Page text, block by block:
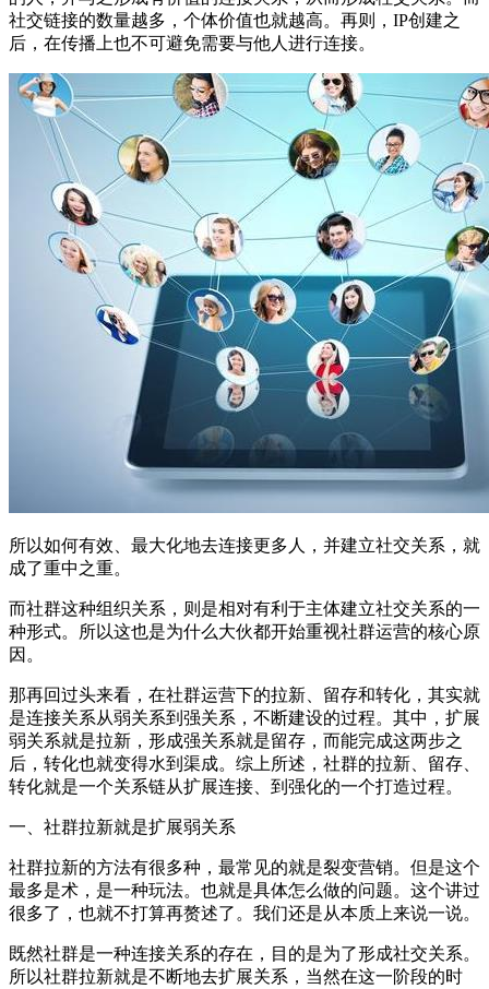
社交链接的数量越多，个体价值也就越高。再则，IP创建之
后，在传播上也不可避免需要与他人进行连接。
所以如何有效、最大化地去连接更多人，并建立社交关系，就
成了重中之重。
而社群这种组织关系，则是相对有利于主体建立社交关系的一
种形式。所以这也是为什么大伙都开始重视社群运营的核心原
因。
那再回过头来看，在社群运营下的拉新、留存和转化，其实就
是连接关系从弱关系到强关系，不断建设的过程。其中，扩展
弱关系就是拉新，形成强关系就是留存，而能完成这两步之
后，转化也就变得水到渠成。综上所述，社群的拉新、留存、
转化就是一个关系链从扩展连接、到强化的一个打造过程。
一、社群拉新就是扩展弱关系
社群拉新的方法有很多种，最常见的就是裂变营销。但是这个
最多是术，是一种玩法。也就是具体怎么做的问题。这个讲过
很多了，也就不打算再赘述了。我们还是从本质上来说一说。
既然社群是一种连接关系的存在，目的是为了形成社交关系。
所以社群拉新就是不断地去扩展关系，当然在这一阶段的时